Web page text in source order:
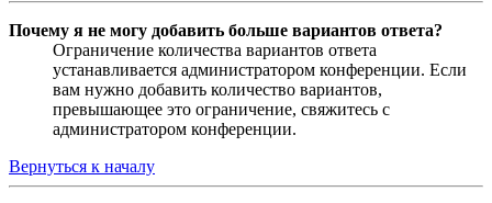
Почему я не могу добавить больше вариантов ответа?
Ограничение количества вариантов ответа
устанавливается администратором конференции. Если
вам нужно добавить количество вариантов,
превышающее это ограничение, свяжитесь с
администратором конференции.
Вернуться к началу